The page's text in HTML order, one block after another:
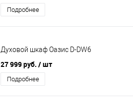
Подробнее
Духовой шкаф Оазис D-DW6
27 999 руб. / шт
Подробнее